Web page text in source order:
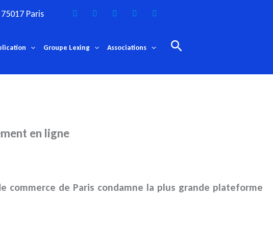
Paris
Groupe Lexing Associations Rechercher
en ligne
commerce de Paris condamne la plus grande plateforme